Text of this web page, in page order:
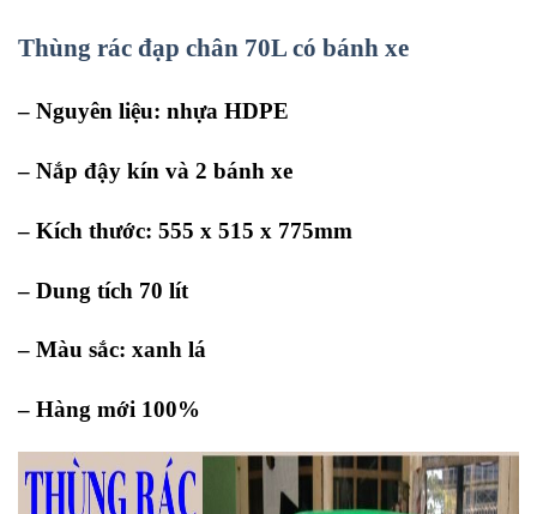
Thùng rác đạp chân 70L có bánh xe
– Nguyên liệu: nhựa HDPE
– Nắp đậy kín và 2 bánh xe
– Kích thước: 555 x 515 x 775mm
– Dung tích 70 lít
– Màu sắc: xanh lá
– Hàng mới 100%